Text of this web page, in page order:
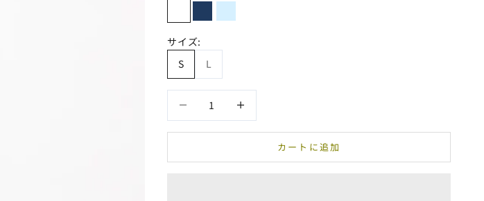
ホワイトネイビーサックス
サイズ:
S
L
カートに追加